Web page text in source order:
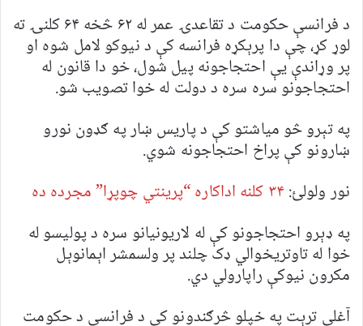
د فرانسې حکومت د تقاعدۍ عمر له ۶۲ څخه ۶۴ کلنۍ ته
لوړ کړ، چې دا پرېکړه فرانسه کې د نیوکو لامل شوه او
پر وړاندې یې احتجاجونه پیل شول، خو دا قانون له
احتجاجونو سره سره د دولت له خوا تصویب شو.
په تېرو څو میاشتو کې د پاریس ښار په ګډون نورو
ښارونو کې پراخ احتجاجونه شوي.
نور ولولئ:۳۴ کلنه اداکاره “پرینتي چوپړا” مجرده ده
په ډېرو احتجاجونو کې له لاریونیانو سره د پولیسو له
خوا له تاوتریخوالي ډک چلند پر ولسمشر اېمانوېل
مکرون نیوکې راپارولي‌ دي.
آغلې ترېت په خپلو څرګندونو کې د فرانسې د حکومت